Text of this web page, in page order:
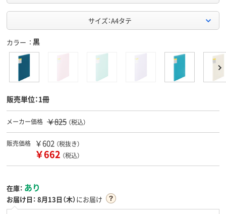
サイズ：A4タテ
カラー 黒
販売単位：1冊
メーカー価格 ￥825 （税込）
販売価格 ￥602 （税抜き）
￥662 （税込）
在庫： あり
お届け日： 8月13日（木）にお届け